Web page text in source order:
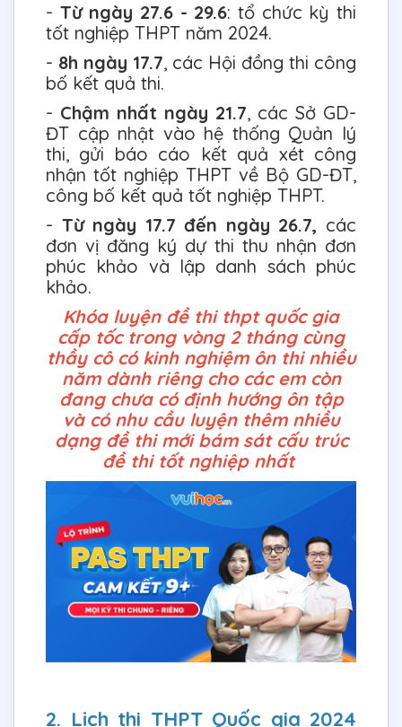
- Từ ngày 27.6 - 29.6: tổ chức kỳ thi
tốt nghiệp THPT năm 2024.
- 8h ngày 17.7, các Hội đồng thi công
bố kết quả thi.
- Chậm nhất ngày 21.7, các Sở GD-
ĐT cập nhật vào hệ thống Quản lý
thi, gửi báo cáo kết quả xét công
nhận tốt nghiệp THPT về Bộ GD-ĐT,
công bố kết quả tốt nghiệp THPT.
- Từ ngày 17.7 đến ngày 26.7, các
đơn vị đăng ký dự thi thu nhận đơn
phúc khảo và lập danh sách phúc
khảo.
Khóa luyện đề thi thpt quốc gia
cấp tốc trong vòng 2 tháng cùng
thầy cô có kinh nghiệm ôn thi nhiều
năm dành riêng cho các em còn
đang chưa có định hướng ôn tập
và có nhu cầu luyện thêm nhiều
dạng đề thi mới bám sát cấu trúc
đề thi tốt nghiệp nhất
2. Lịch thi THPT Quốc gia 2024